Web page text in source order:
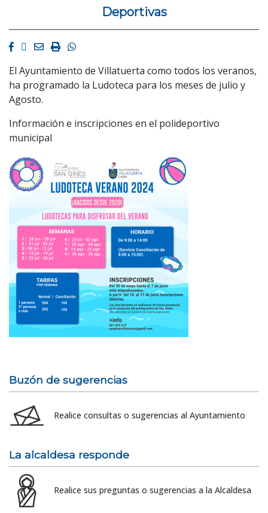
Deportivas
Facebook
Twitter
EmailImprimirWhatsapp
El Ayuntamiento de Villatuerta como todos los veranos,
ha programado la Ludoteca para los meses de julio y
Agosto.
Información e inscripciones en el polideportivo
municipal
Buzón de sugerencias
Realice consultas o sugerencias al Ayuntamiento
La alcaldesa responde
Realice sus preguntas o sugerencias a la Alcaldesa